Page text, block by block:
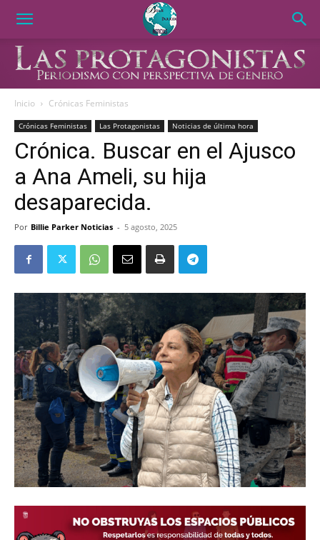
Inicio Crónicas Feministas
Crónicas Feministas Las Protagonistas Noticias de última hora
Crónica. Buscar en el Ajusco
a Ana Ameli, su hija
desaparecida.
Por Billie Parker Noticias - 5 agosto, 2025